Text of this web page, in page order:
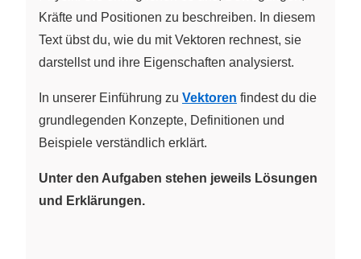
Kräfte und Positionen zu beschreiben. In diesem
Text übst du, wie du mit Vektoren rechnest, sie
darstellst und ihre Eigenschaften analysierst.
In unserer Einführung zu Vektoren findest du die
grundlegenden Konzepte, Definitionen und
Beispiele verständlich erklärt.
Unter den Aufgaben stehen jeweils Lösungen
und Erklärungen.